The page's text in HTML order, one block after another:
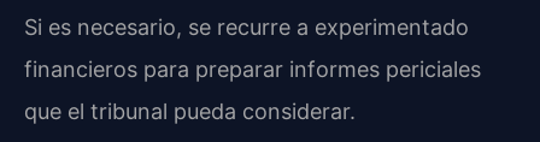
Si es necesario, se recurre a experimentado
financieros para preparar informes periciales
que el tribunal pueda considerar.